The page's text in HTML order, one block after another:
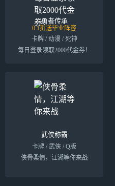
勇者传承
0.1折送毕业阵容
卡牌 / 动漫 / 死神
每日登录领取2000代金券！
武侠称霸
卡牌 / 武侠 / Q版
侠骨柔情，江湖等你来战